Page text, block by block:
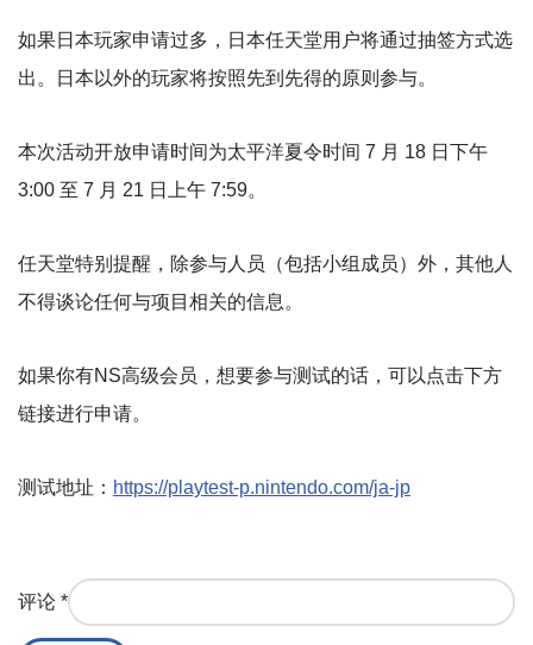
如果日本玩家申请过多，日本任天堂用户将通过抽签方式选
出。日本以外的玩家将按照先到先得的原则参与。
本次活动开放申请时间为太平洋夏令时间 7 月 18 日下午
3:00 至 7 月 21 日上午 7:59。
任天堂特别提醒，除参与人员（包括小组成员）外，其他人
不得谈论任何与项目相关的信息。
如果你有NS高级会员，想要参与测试的话，可以点击下方
链接进行申请。
测试地址： https://playtest-p.nintendo.com/ja-jp
评论 *